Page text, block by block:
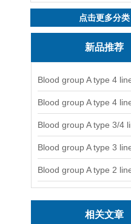
点击更多分类
新品推荐
相关文章